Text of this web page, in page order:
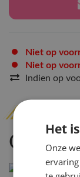
Niet op
Niet op
Indien op
Het
Onze